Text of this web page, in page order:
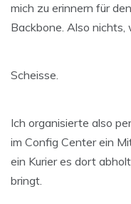
mich zu erinnern für
Backbone. Also nichts,
Scheisse.
Ich organisierte also
im Config Center ein
ein Kurier es dort
bringt.